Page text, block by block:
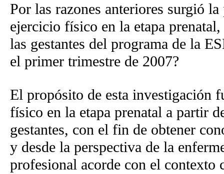
Por las razones anteriores surgió
ejercicio físico en la etapa
las gestantes del programa de la
el primer trimestre de 2007?
El propósito de esta investigación
físico en la etapa prenatal a partir
gestantes, con el fin de obtener
y desde la perspectiva de la
profesional acorde con el contexto